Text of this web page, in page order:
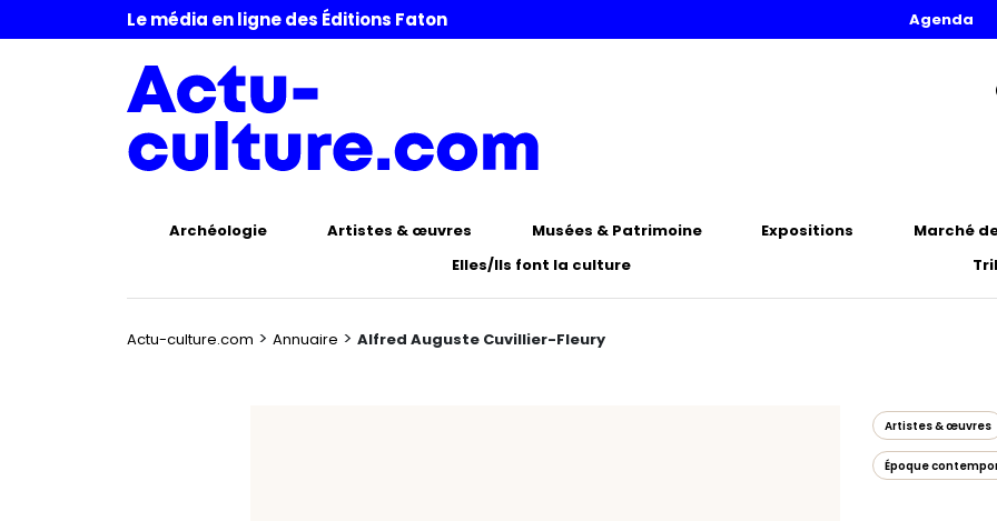
Le média en ligne des Éditions Faton Agenda
Archéologie Artistes & œuvres Musées & Patrimoine Expositions Marché
Elles/Ils font la culture
Actu-culture.com > Annuaire > Alfred Auguste Cuvillier-Fleury
Artistes & œuvres
Époque